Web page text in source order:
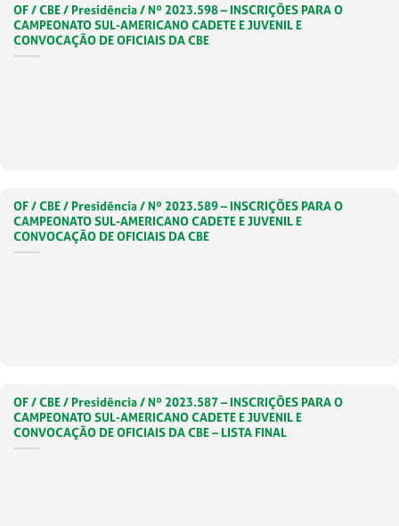
OF / CBE / Presidência / Nº 2023.598 – INSCRIÇÕES PARA O
CAMPEONATO SUL-AMERICANO CADETE E JUVENIL E
CONVOCAÇÃO DE OFICIAIS DA CBE
OF / CBE / Presidência / Nº 2023.589 – INSCRIÇÕES PARA O
CAMPEONATO SUL-AMERICANO CADETE E JUVENIL E
CONVOCAÇÃO DE OFICIAIS DA CBE
OF / CBE / Presidência / Nº 2023.587 – INSCRIÇÕES PARA O
CAMPEONATO SUL-AMERICANO CADETE E JUVENIL E
CONVOCAÇÃO DE OFICIAIS DA CBE – LISTA FINAL